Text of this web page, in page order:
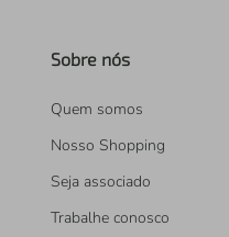
Sobre nós
Quem somos
Nosso Shopping
Seja associado
Trabalhe conosco